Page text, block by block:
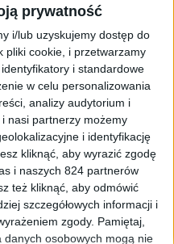
prywatność
i/lub uzyskujemy dostęp do
pliki cookie, i przetwarzamy
i standardowe
w celu personalizowania
analizy audytorium i
nasi partnerzy możemy
i identyfikację
kliknąć, aby wyrazić zgodę
i naszych 824 partnerów
też kliknąć, aby odmówić
szczegółowych informacji i
zgody. Pamiętaj,
osobowych mogą nie